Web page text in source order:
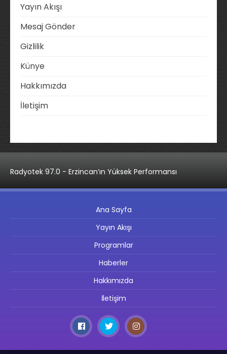
Yayın Akışı
Mesaj Gönder
Gizlilik
Künye
Hakkımızda
İletişim
Radyotek 97.0 - Erzincan’ın Yüksek Performansı
Ana Sayfa
Yayın Akışı
Programlar
Haberler
Hakkımızda
İletişim